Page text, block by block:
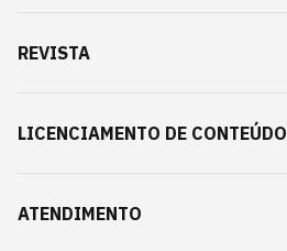
REVISTA
LICENCIAMENTO DE CONTEÚDO
ATENDIMENTO